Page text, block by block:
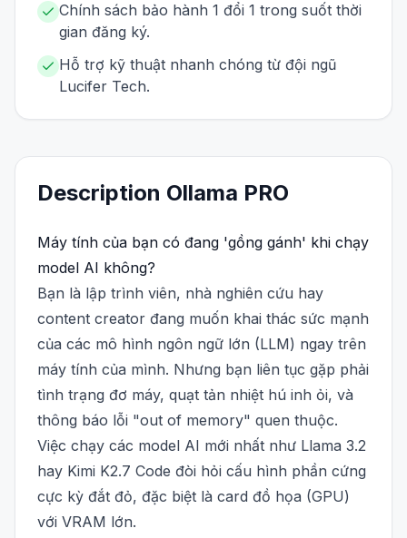
Chính sách bảo hành 1 đổi 1 trong suốt thời
gian đăng ký.
Hỗ trợ kỹ thuật nhanh chóng từ đội ngũ
Lucifer Tech.
Description Ollama PRO
Máy tính của bạn có đang 'gồng gánh' khi chạy
model AI không?
Bạn là lập trình viên, nhà nghiên cứu hay
content creator đang muốn khai thác sức mạnh
của các mô hình ngôn ngữ lớn (LLM) ngay trên
máy tính của mình. Nhưng bạn liên tục gặp phải
tình trạng đơ máy, quạt tản nhiệt hú inh ỏi, và
thông báo lỗi "out of memory" quen thuộc.
Việc chạy các model AI mới nhất như Llama 3.2
hay Kimi K2.7 Code đòi hỏi cấu hình phần cứng
cực kỳ đắt đỏ, đặc biệt là card đồ họa (GPU)
với VRAM lớn.